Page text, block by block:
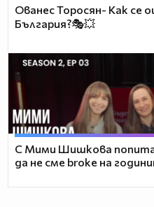
Ованес Торосян- Как се
България?🎭💥
С Мими Шишкова
да не сме broke на